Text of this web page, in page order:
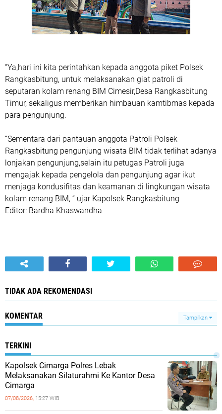
“Ya,hari ini kita perintahkan kepada anggota piket Polsek
Rangkasbitung, untuk melaksanakan giat patroli di
seputaran kolam renang BIM Cimesir,Desa Rangkasbitung
Timur, sekaligus memberikan himbauan kamtibmas kepada
para pengunjung.
“Sementara dari pantauan anggota Patroli Polsek
Rangkasbitung pengunjung wisata BIM tidak terlihat adanya
lonjakan pengunjung,selain itu petugas Patroli juga
mengajak kepada pengelola dan pengunjung agar ikut
menjaga kondusifitas dan keamanan di lingkungan wisata
kolam renang BIM, ” ujar Kapolsek Rangkasbitung
Editor: Bardha Khaswandha
TIDAK ADA REKOMENDASI
KOMENTAR Tampilkan
TERKINI
Kapolsek Cimarga Polres Lebak
Melaksanakan Silaturahmi Ke Kantor Desa
Cimarga
07/08/2026, 15:27 WIB